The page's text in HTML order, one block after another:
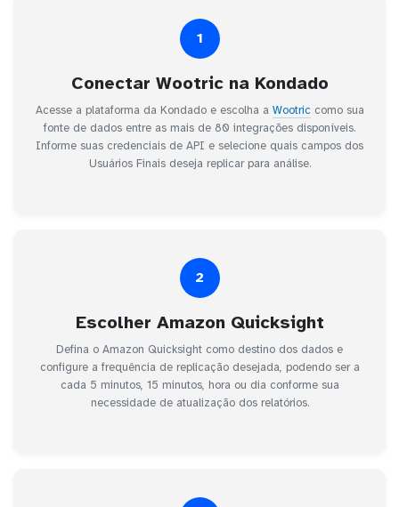
1
Conectar Wootric na Kondado
Acesse a plataforma da Kondado e escolha a Wootric como sua
fonte de dados entre as mais de 80 integrações disponíveis.
Informe suas credenciais de API e selecione quais campos dos
Usuários Finais deseja replicar para análise.
2
Escolher Amazon Quicksight
Defina o Amazon Quicksight como destino dos dados e
configure a frequência de replicação desejada, podendo ser a
cada 5 minutos, 15 minutos, hora ou dia conforme sua
necessidade de atualização dos relatórios.